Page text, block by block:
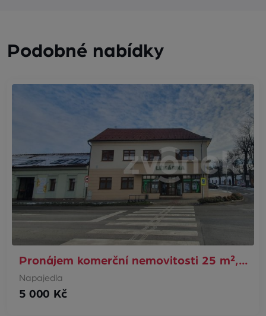
Podobné nabídky
Pronájem komerční nemovitosti 25 m²,…
Napajedla
5 000 Kč